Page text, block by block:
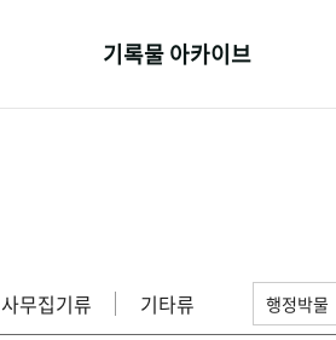
기록물 아카이브
영상 기록물
사무집기류 기타류